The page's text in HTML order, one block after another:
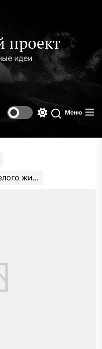
идеи
Поиск
Меню
или вокруг глаз